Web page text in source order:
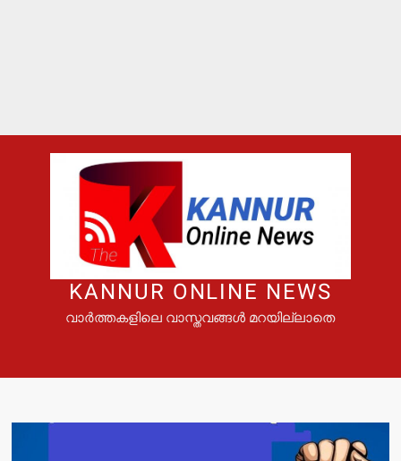
KANNUR ONLINE NEWS
വാർത്തകളിലെ വാസ്തവങ്ങൾ മറയില്ലാതെ